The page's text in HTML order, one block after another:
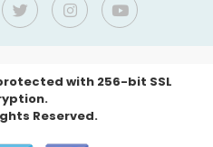
with 256-bit SSL
Reserved.